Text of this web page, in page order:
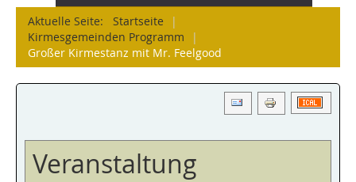
Aktuelle Seite: Startseite
|
Kirmesgemeinden Programm
|
Großer Kirmestanz mit Mr. Feelgood
Veranstaltung